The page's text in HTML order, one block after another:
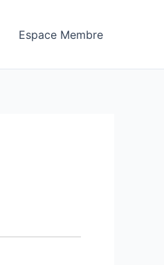
Espace Membre